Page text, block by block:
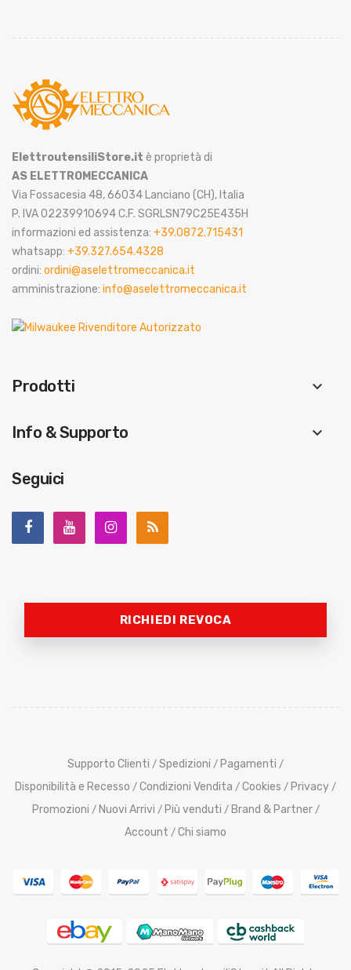
ElettroutensiliStore.it è proprietà di
AS ELETTROMECCANICA
Via Fossacesia 48, 66034 Lanciano (CH), Italia
P. IVA 02239910694 C.F. SGRLSN79C25E435H
informazioni ed assistenza: +39.0872.715431
whatsapp: +39.327.654.4328
ordini: ordini@aselettromeccanica.it
amministrazione: info@aselettromeccanica.it
Prodotti keyboard_arrow_down
Info & Supporto keyboard_arrow_down
Seguici
RICHIEDI REVOCA
Supporto Clienti / Spedizioni / Pagamenti /
Disponibilità e Recesso / Condizioni Vendita / Cookies / Privacy /
Promozioni / Nuovi Arrivi / Più venduti / Brand & Partner /
Account / Chi siamo